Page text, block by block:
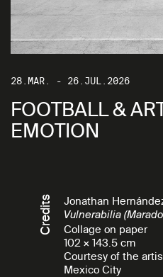
28.MAR. - 26.JUL.2026
FOOTBALL &
EMOTION
Credits Jonathan
Vulnerabilia
Collage on paper
102 × 143.5 cm
Courtesy of the
Mexico City